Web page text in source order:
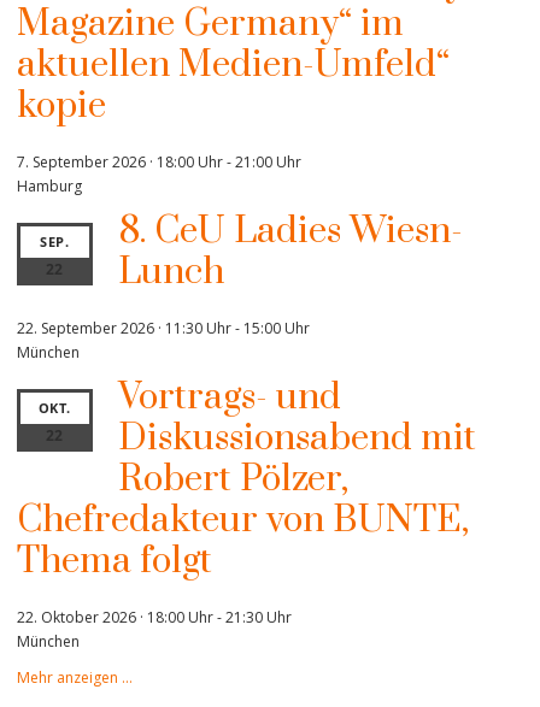
Magazine Germany“ im
aktuellen Medien-Umfeld“
kopie
7. September 2026 · 18:00 Uhr-21:00 Uhr
Hamburg
SEP.
22
8. CeU Ladies Wiesn-
Lunch
22. September 2026 · 11:30 Uhr- 15:00 Uhr
München
OKT.
22
Vortrags- und
Diskussionsabend mit
Robert Pölzer,
Chefredakteur von BUNTE,
Thema folgt
22. Oktober 2026 · 18:00 Uhr-21:30 Uhr
München
Mehr anzeigen …